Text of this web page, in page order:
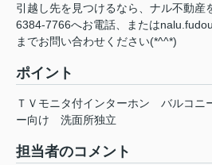
引越し先を見つけるなら、ナル不動
6384-7766へお電話、または
までお問い合わせください(*^^*)
ポイント
ＴＶモニタ付インターホン バルコニ
ー向け
洗面所独立
担当者のコメント